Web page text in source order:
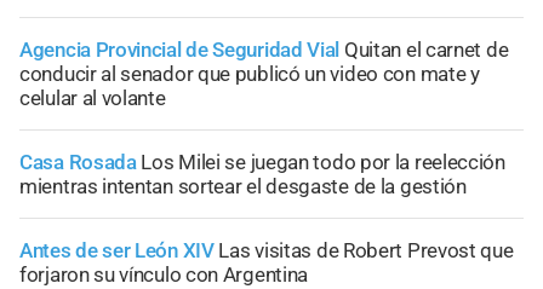
Agencia Provincial de Seguridad Vial Quitan el carnet de
conducir al senador que publicó un video con mate y
celular al volante
Casa Rosada Los Milei se juegan todo por la reelección
mientras intentan sortear el desgaste de la gestión
Antes de ser León XIV Las visitas de Robert Prevost que
forjaron su vínculo con Argentina